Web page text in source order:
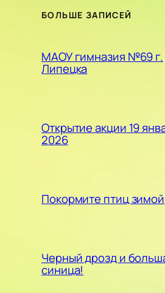
БОЛЬШЕ ЗАПИСЕЙ
МАОУ гимназия №69 г.
Липецка
Открытие акции 19
2026
Покормите птиц зимой
Черный дрозд и
синица!